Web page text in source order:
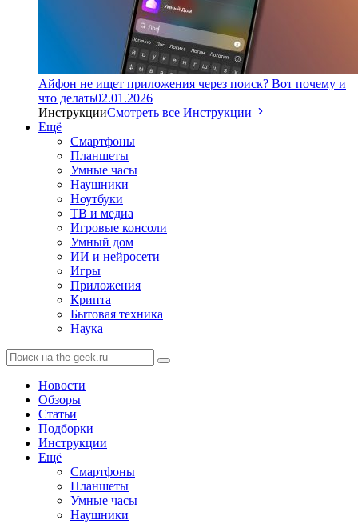
Айфон не ищет приложения через поиск? Вот почему и
что делать02.01.2026
ИнструкцииСмотреть все Инструкции
Ещё
Смартфоны
Планшеты
Умные часы
Наушники
Ноутбуки
ТВ и медиа
Игровые консоли
Умный дом
ИИ и нейросети
Игры
Приложения
Крипта
Бытовая техника
Наука
Новости
Обзоры
Статьи
Подборки
Инструкции
Ещё
Смартфоны
Планшеты
Умные часы
Наушники